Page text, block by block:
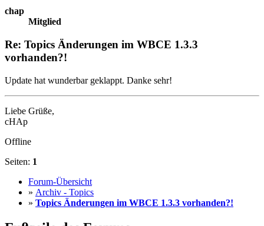
chap
Mitglied
Re: Topics Änderungen im WBCE 1.3.3
vorhanden?!
Update hat wunderbar geklappt. Danke sehr!
Liebe Grüße,
cHAp
Offline
Seiten: 1
Forum-Übersicht
» Archiv - Topics
» Topics Änderungen im WBCE 1.3.3 vorhanden?!